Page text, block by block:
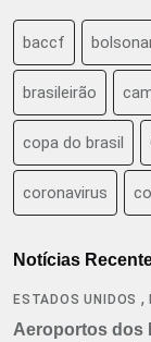
baccf
brasileirão
copa do brasil
coronavirus
Notícias
ESTADOS UNIDOS ,
Aeroportos dos